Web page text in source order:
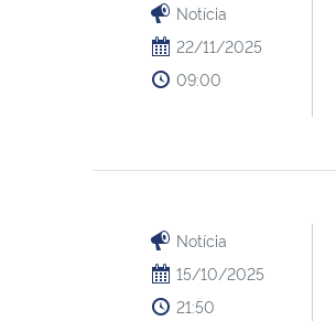
Notícia
22/11/2025
09:00
Notícia
15/10/2025
21:50